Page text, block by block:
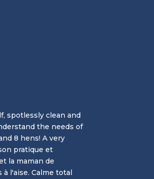
spotlessly clean and
the needs of
8 hens! A very
pratique et
la maman de
l'aise. Calme total